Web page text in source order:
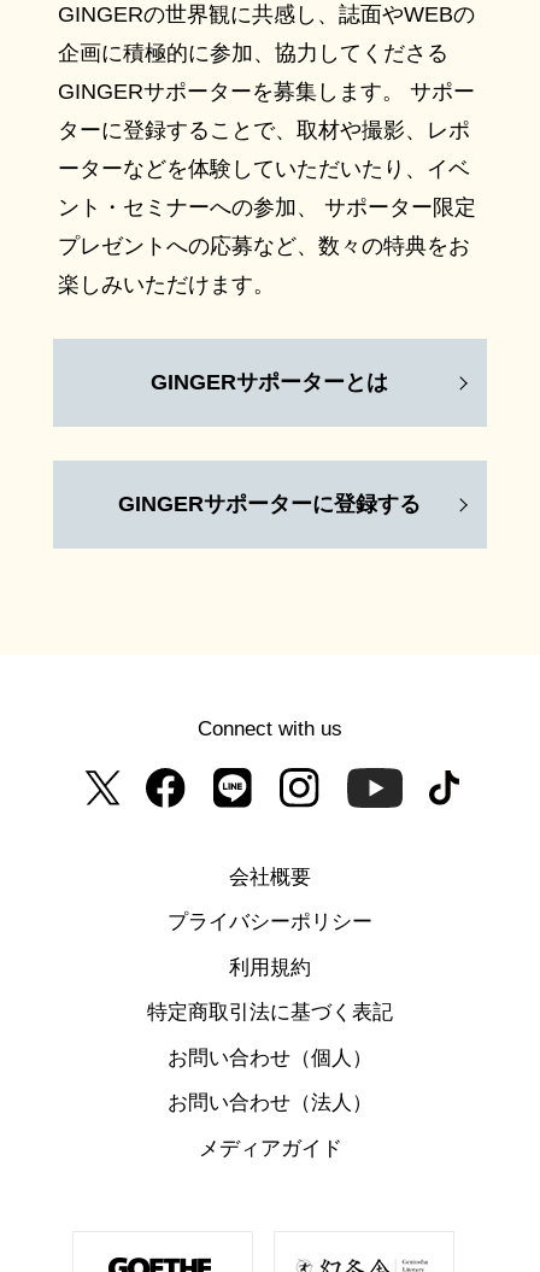
GINGERの世界観に共感し、誌面やWEBの
企画に積極的に参加、協力してくださる
GINGERサポーターを募集します。 サポー
ターに登録することで、取材や撮影、レポ
ーターなどを体験していただいたり、イベ
ント・セミナーへの参加、 サポーター限定
プレゼントへの応募など、数々の特典をお
楽しみいただけます。
GINGERサポーターとは
GINGERサポーターに登録する
Connect with us
会社概要
プライバシーポリシー
利用規約
特定商取引法に基づく表記
お問い合わせ（個人）
お問い合わせ（法人）
メディアガイド